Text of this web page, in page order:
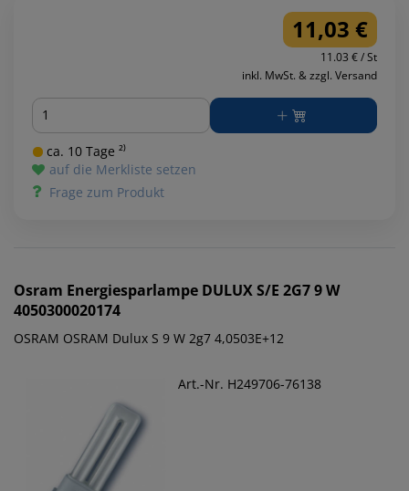
11,03 €
11.03 € / St
inkl. MwSt. & zzgl. Versand
Menge
ca. 10 Tage ²⁾
auf die Merkliste setzen
Frage zum Produkt
Osram Energiesparlampe DULUX S/E 2G7 9 W
4050300020174
OSRAM OSRAM Dulux S 9 W 2g7 4,0503E+12
Art.-Nr. H249706-76138